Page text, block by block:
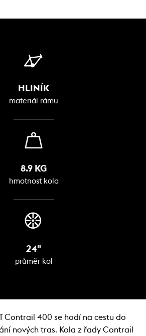
HLINÍK
materiál rámu
8.9 KG
hmotnost kola
24"
průměr kol
Contrail 400 se hodí na cestu do
nových tras. Kola z řady Contrail